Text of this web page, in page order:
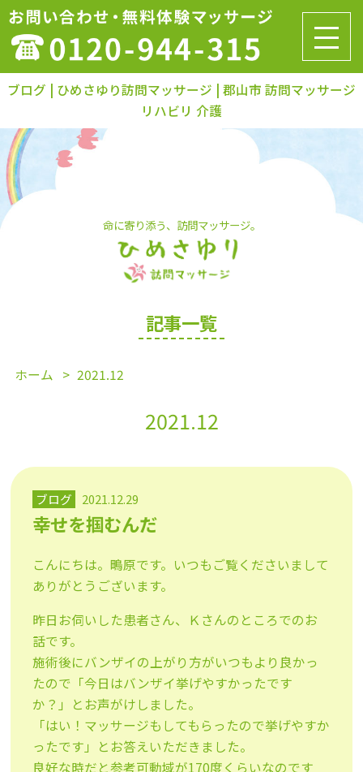
ブログ | ひめさゆり訪問マッサージ | 郡山市 訪問マッサージ
リハビリ 介護
命に寄り添う、訪問マッサージ。
記事一覧
ホーム 2021.12
2021.12
ブログ 2021.12.29
幸せを掴むんだ
こんにちは。鴫原です。いつもご覧くださいまして
ありがとうございます。
昨日お伺いした患者さん、Ｋさんのところでのお
話です。
施術後にバンザイの上がり方がいつもより良かっ
たので「今日はバンザイ挙げやすかったです
か？」とお声がけしました。
「はい！マッサージもしてもらったので挙げやすか
ったです」とお答えいただきました。
良好な時だと参考可動域が170度くらいなのです